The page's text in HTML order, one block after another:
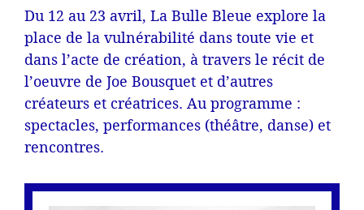
Du 12 au 23 avril, La Bulle Bleue explore la
place de la vulnérabilité dans toute vie et
dans l’acte de création, à travers le récit de
l’oeuvre de Joe Bousquet et d’autres
créateurs et créatrices. Au programme :
spectacles, performances (théâtre, danse) et
rencontres.